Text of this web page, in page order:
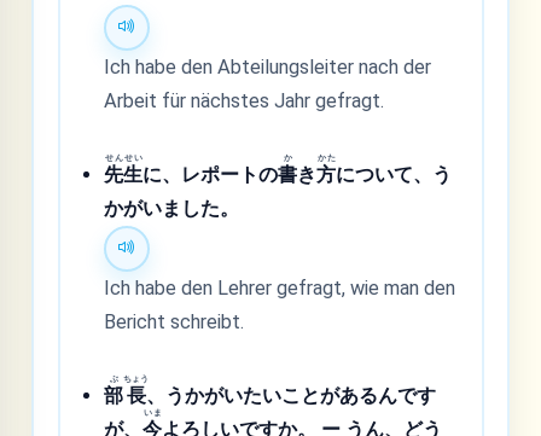
Ich habe den Abteilungsleiter nach der
Arbeit für nächstes Jahr gefragt.
先
せん
生
せい
に、レポートの書
か
き方
かた
について、う
かがいました。
Ich habe den Lehrer gefragt, wie man den
Bericht schreibt.
部
ぶ
長
ちょう
、うかがいたいことがあるんです
が、今
いま
よろしいですか。 ー うん、どう